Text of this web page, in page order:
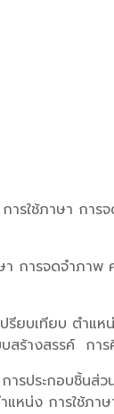
รใช้ภาษา การ
า การจดจำภา
ยบเทียบ ตำแ
สร้างสรรค์ กา
รประกอบชิ้นส่
แหน่ง การใช้ภ